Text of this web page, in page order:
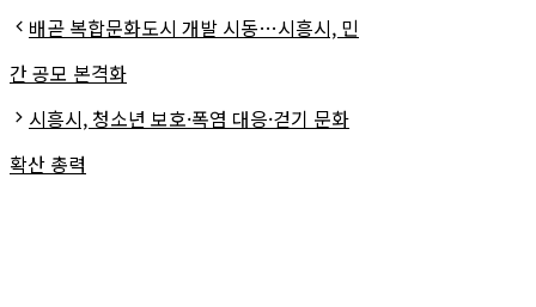
테
고
리
배곧 복합문화도시 개발 시동…시흥시, 민
간 공모 본격화
시흥시, 청소년 보호·폭염 대응·걷기 문화
확산 총력